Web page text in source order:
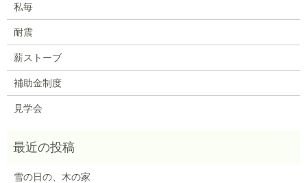
私毎
耐震
薪ストーブ
補助金制度
見学会
雪の日の、木の家